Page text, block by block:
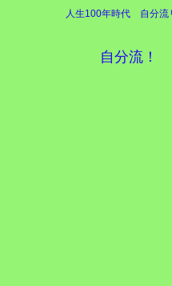
人生100年時代 自分流
自分流！